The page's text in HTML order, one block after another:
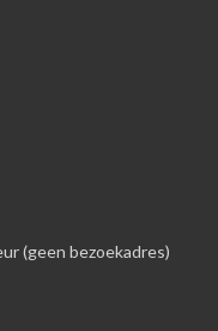
(geen bezoekadres)